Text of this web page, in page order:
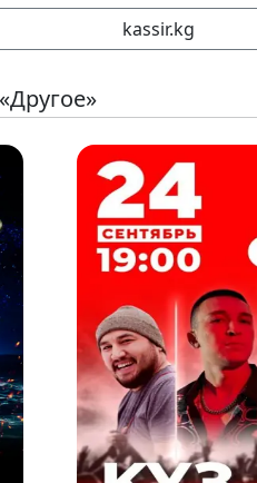
kassir.kg